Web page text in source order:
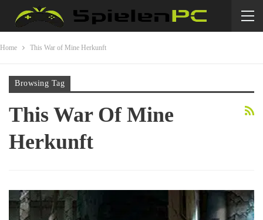
Home This War of Mine Herkunft
Browsing Tag
This War Of Mine
Herkunft